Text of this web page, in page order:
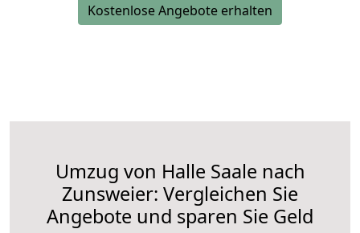
Kostenlose Angebote erhalten
Umzug von Halle Saale nach
Zunsweier: Vergleichen Sie
Angebote und sparen Sie Geld